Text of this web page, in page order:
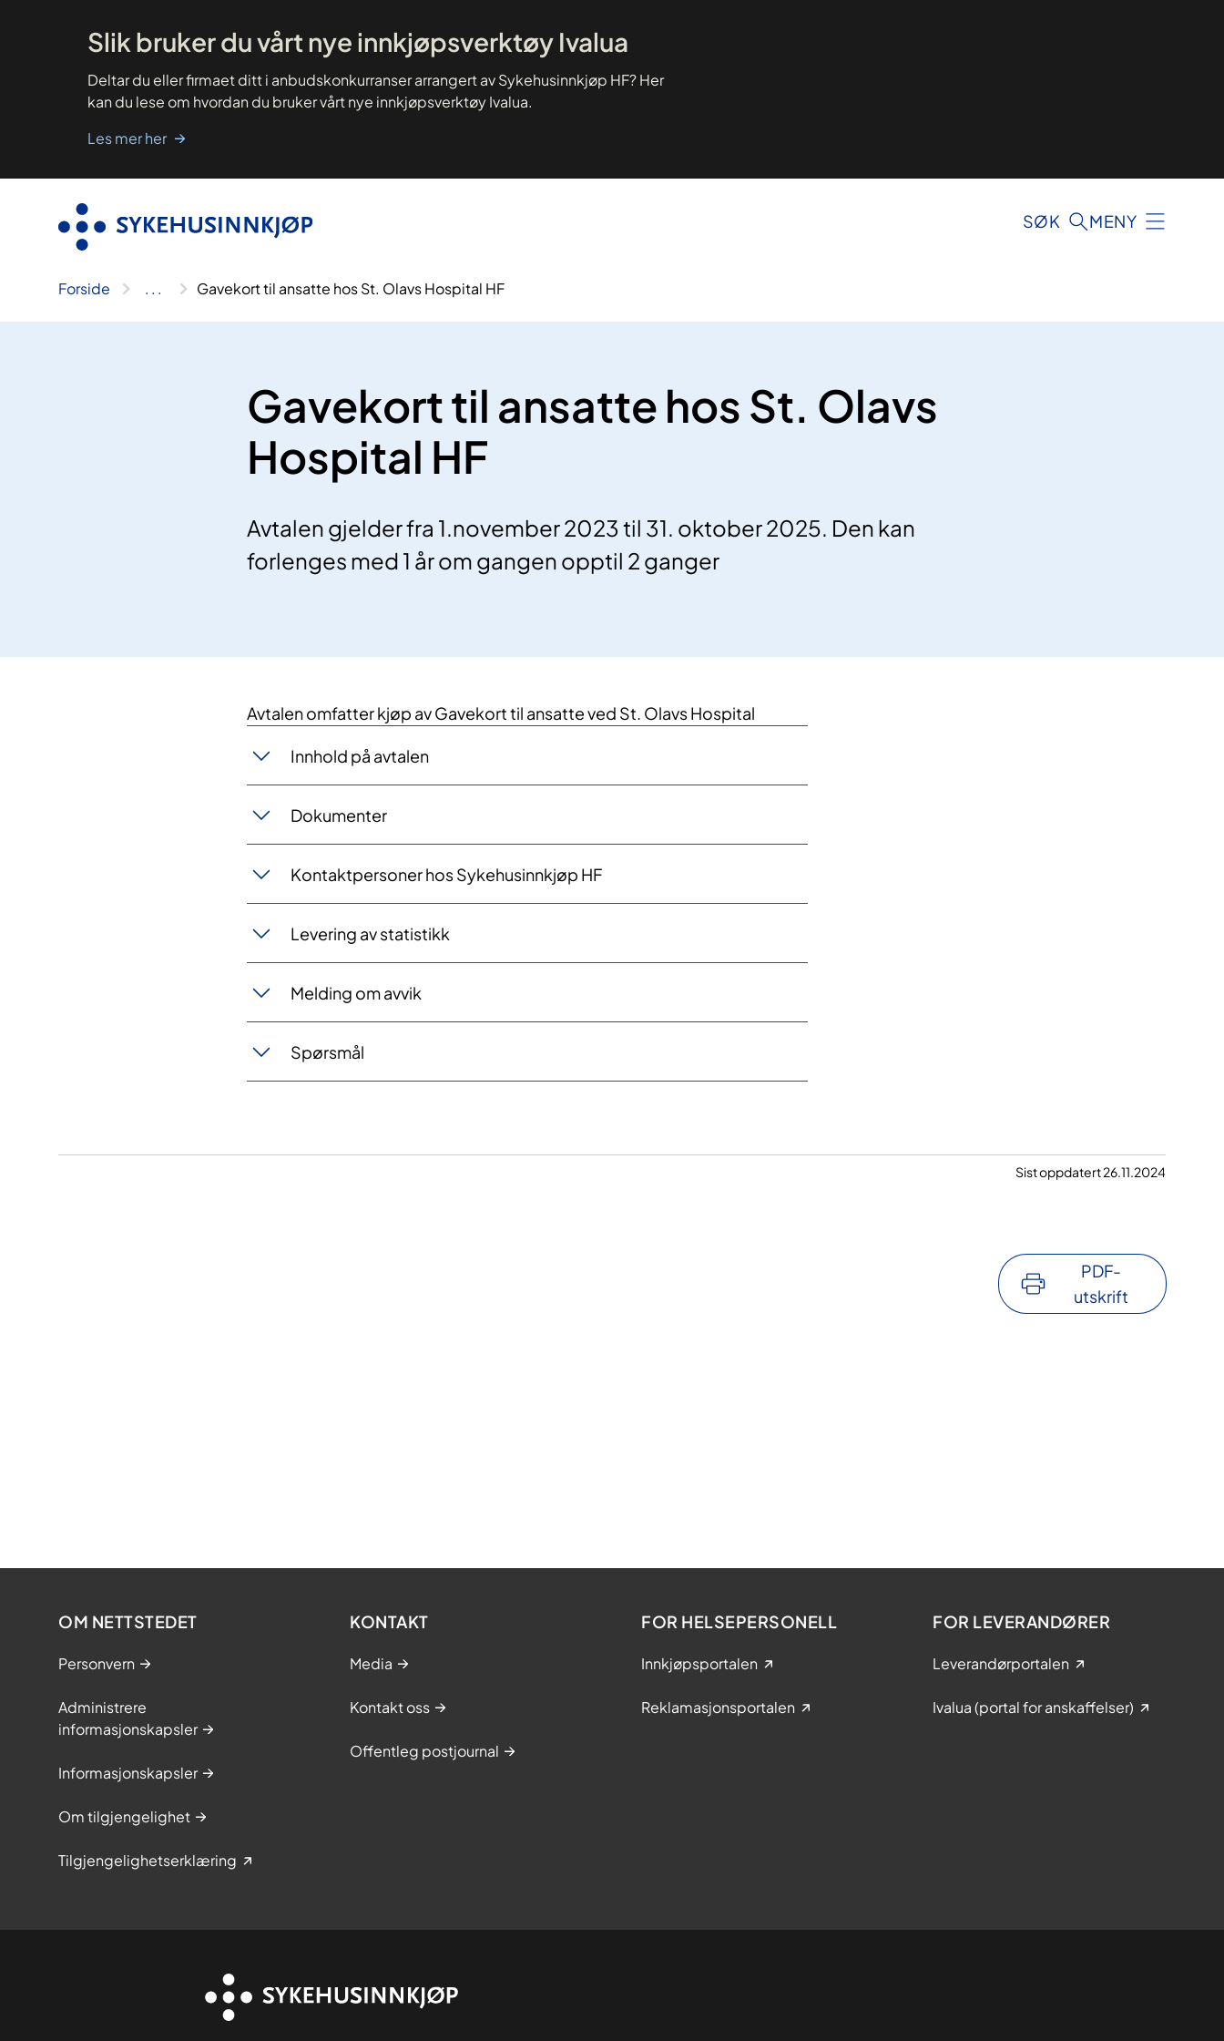
Slik bruker du vårt nye innkjøpsverktøy Ivalua
Deltar du eller firmaet ditt i anbudskonkurranser arrangert av Sykehusinnkjøp HF? Her
kan du lese om hvordan du bruker vårt nye innkjøpsverktøy Ivalua.
Les mer her
SØK MENY
Forside .. . Gavekort til ansatte hos St. Olavs Hospital HF
Gavekort til ansatte hos St. Olavs
Hospital HF
Avtalen gjelder fra 1.november 2023 til 31. oktober 2025. Den kan
forlenges med 1 år om gangen opptil 2 ganger
Avtalen omfatter kjøp av Gavekort til ansatte ved St. Olavs Hospital
Innhold på avtalen
Dokumenter
Kontaktpersoner hos Sykehusinnkjøp HF
Levering av statistikk
Melding om avvik
Spørsmål
Sist oppdatert 26.11.2024
PDF-
utskrift
OM NETTSTEDET
Personvern
Administrere
informasjonskapsler
Informasjonskapsler
Om tilgjengelighet
Tilgjengelighetserklæring
KONTAKT
Media
Kontakt oss
Offentleg postjournal
FOR HELSEPERSONELL
Innkjøpsportalen
Reklamasjonsportalen
FOR LEVERANDØRER
Leverandørportalen
Ivalua (portal for anskaffelser)